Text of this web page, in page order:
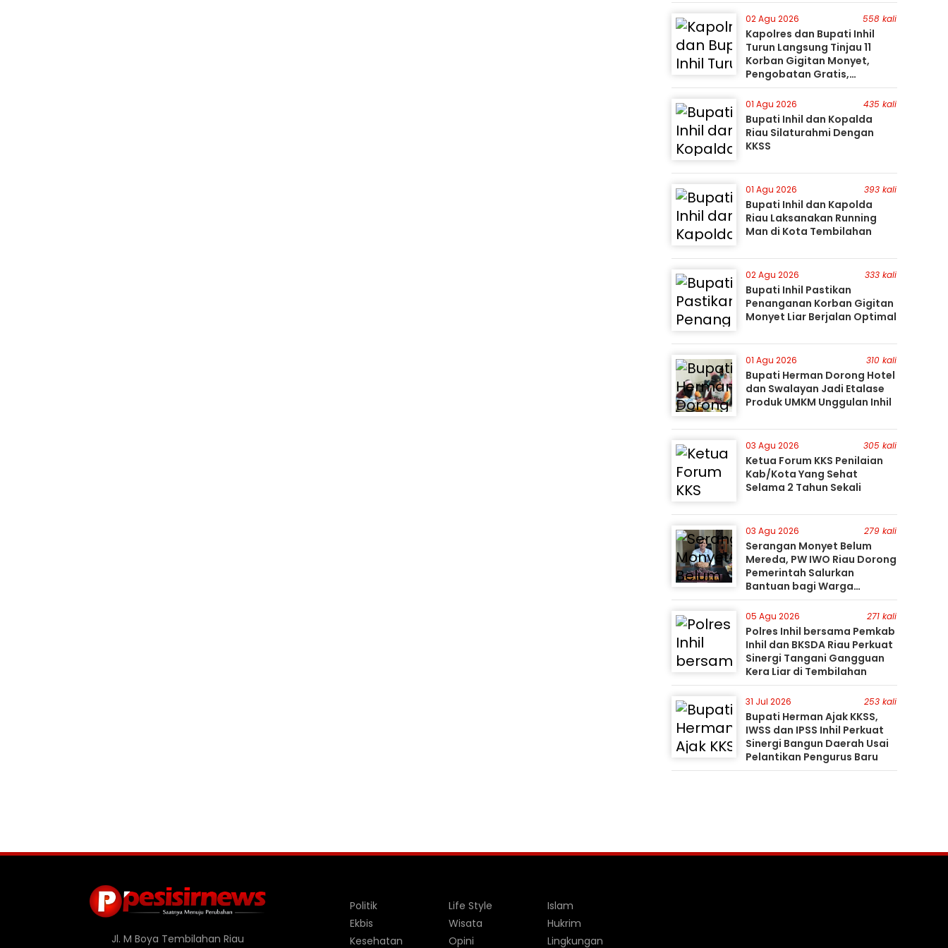
02 Agu 2026 558 kali
Kapolres dan Bupati Inhil
Turun Langsung Tinjau 11
Korban Gigitan Monyet,
Pengobatan Gratis,
Perburuan Terus Berlanjut
01 Agu 2026 435 kali
Bupati Inhil dan Kopalda
Riau Silaturahmi Dengan
KKSS
01 Agu 2026 393 kali
Bupati Inhil dan Kapolda
Riau Laksanakan Running
Man di Kota Tembilahan
02 Agu 2026 333 kali
Bupati Inhil Pastikan
Penanganan Korban Gigitan
Monyet Liar Berjalan Optimal
01 Agu 2026 310 kali
Bupati Herman Dorong Hotel
dan Swalayan Jadi Etalase
Produk UMKM Unggulan Inhil
03 Agu 2026 305 kali
Ketua Forum KKS Penilaian
Kab/Kota Yang Sehat
Selama 2 Tahun Sekali
03 Agu 2026 279 kali
Serangan Monyet Belum
Mereda, PW IWO Riau Dorong
Pemerintah Salurkan
Bantuan bagi Warga
Terdampak
05 Agu 2026 271 kali
Polres Inhil bersama Pemkab
Inhil dan BKSDA Riau Perkuat
Sinergi Tangani Gangguan
Kera Liar di Tembilahan
31 Jul 2026 253 kali
Bupati Herman Ajak KKSS,
IWSS dan IPSS Inhil Perkuat
Sinergi Bangun Daerah Usai
Pelantikan Pengurus Baru
Jl. M Boya Tembilahan Riau
Politik
Ekbis
Kesehatan
Life Style
Wisata
Opini
Islam
Hukrim
Lingkungan